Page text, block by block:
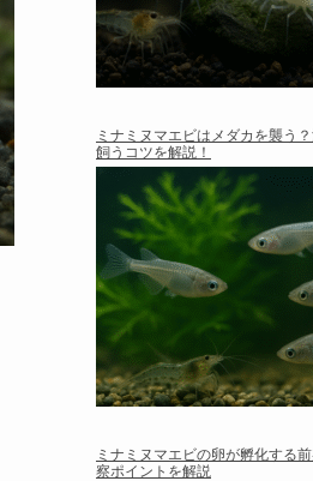
ミナミヌマエビはメダカを襲う
飼うコツを解説！
ミナミヌマエビの卵が孵化する
察ポイントを解説